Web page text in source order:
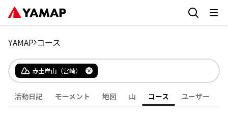
YAMAP コース
赤土岸山（宮崎）
活動日記 モーメント 地図 山 コース ユーザー